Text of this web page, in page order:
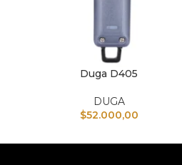
AÑADIR AL CARRITODuga D405
DUGA
$52.000,00